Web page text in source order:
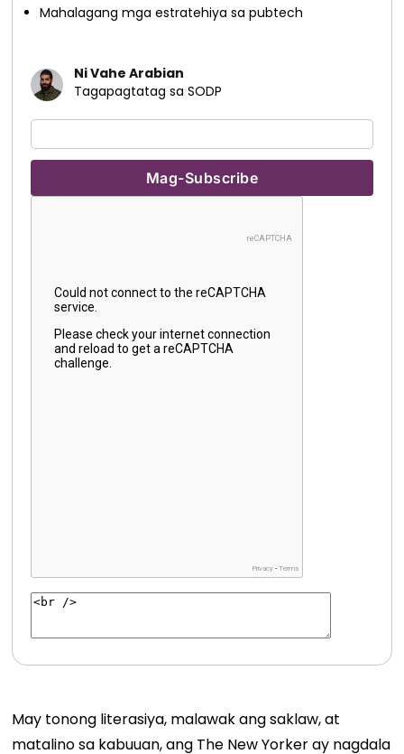
Mahalagang mga estratehiya sa pubtech
Ni Vahe Arabian
Tagapagtatag sa SODP
May tonong literasiya, malawak ang saklaw, at
matalino sa kabuuan, ang The New Yorker ay nagdala